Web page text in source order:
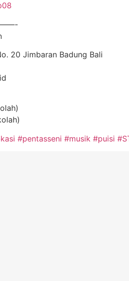
20 Jimbaran Badung Bali
#pentasseni #musik #puisi